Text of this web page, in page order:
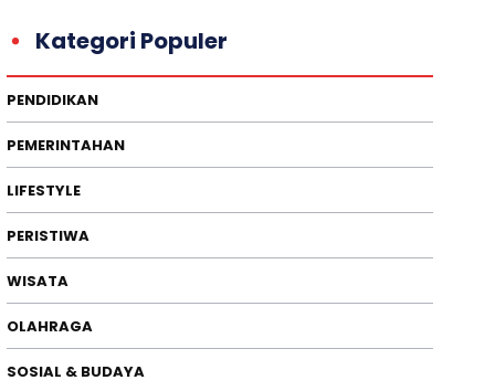
Kategori Populer
PENDIDIKAN
PEMERINTAHAN
LIFESTYLE
PERISTIWA
WISATA
OLAHRAGA
SOSIAL & BUDAYA